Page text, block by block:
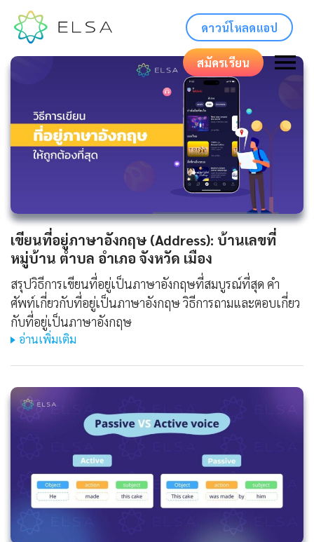
ดาวน์โหลดแอป
สมัครเรียน
เขียนที่อยู่ภาษาอังกฤษ (Address): บ้านเลขที่
หมู่บ้าน ตำบล อำเภอ จังหวัด เมือง
สรุปวิธีการเขียนที่อยู่เป็นภาษาอังกฤษที่สมบูรณ์ที่สุด คำ
ศัพท์เกี่ยวกับที่อยู่เป็นภาษาอังกฤษ วิธีการถามและตอบเกี่ยว
กับที่อยู่เป็นภาษาอังกฤษ
อ่านเพิ่มเติม